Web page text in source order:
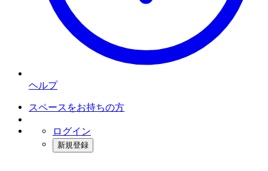
ヘルプ
スペースをお持ちの方
ログイン
新規登録